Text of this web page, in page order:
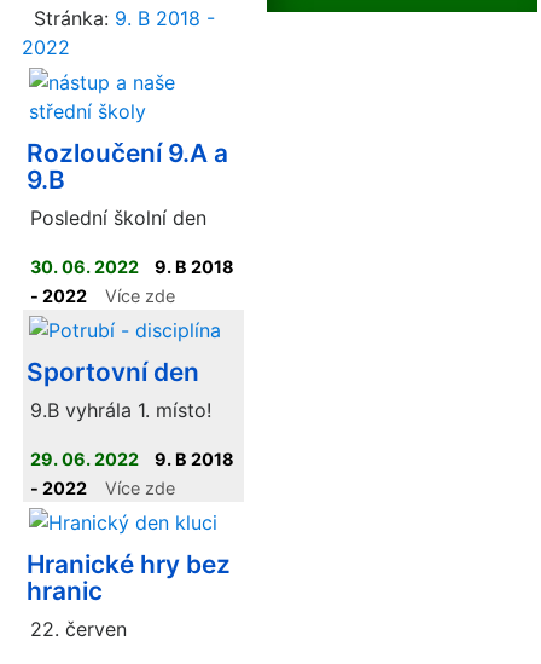
Stránka: 9. B 2018 -
2022
Rozloučení 9.A a
9.B
Poslední školní den
30. 06. 2022
9. B 2018
- 2022
Více zde
Sportovní den
9.B vyhrála 1. místo!
29. 06. 2022
9. B 2018
- 2022
Více zde
Hranické hry bez
hranic
22. červen